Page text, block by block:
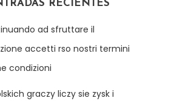
RECIENTES
ad sfruttare il
accetti rso nostri termini
condizioni
graczy liczy sie zysk i